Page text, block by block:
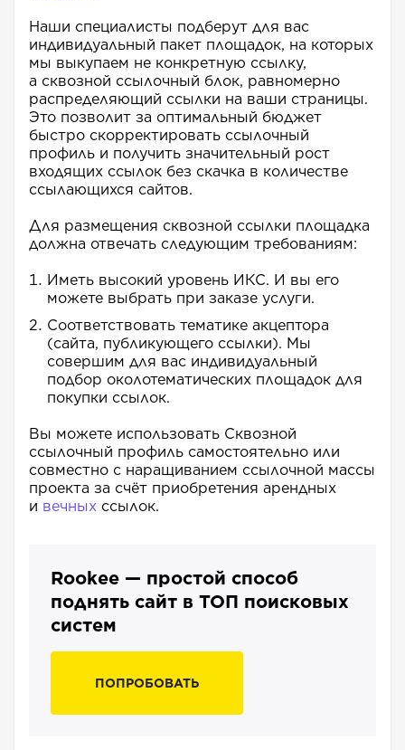
Наши специалисты подберут для вас
индивидуальный пакет площадок, на которых
мы выкупаем не конкретную ссылку,
а сквозной ссылочный блок, равномерно
распределяющий ссылки на ваши страницы.
Это позволит за оптимальный бюджет
быстро скорректировать ссылочный
профиль и получить значительный рост
входящих ссылок без скачка в количестве
ссылающихся сайтов.
Для размещения сквозной ссылки площадка
должна отвечать следующим требованиям:
Иметь высокий уровень ИКС. И вы его
можете выбрать при заказе услуги.
Соответствовать тематике акцептора
(сайта, публикующего ссылки). Мы
совершим для вас индивидуальный
подбор околотематических площадок для
покупки ссылок.
Вы можете использовать Сквозной
ссылочный профиль самостоятельно или
совместно с наращиванием ссылочной массы
проекта за счёт приобретения арендных
и вечных ссылок.
Rookee — простой способ
поднять сайт в ТОП поисковых
систем
ПОПРОБОВАТЬ